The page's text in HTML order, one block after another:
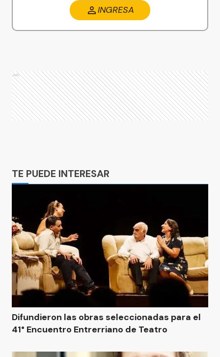
INGRESA
Ads
TE PUEDE INTERESAR
Difundieron las obras seleccionadas para el
41° Encuentro Entrerriano de Teatro